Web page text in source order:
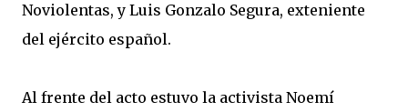
Noviolentas, y Luis Gonzalo Segura, exteniente
del ejército español.
Al frente del acto estuvo la activista Noemí